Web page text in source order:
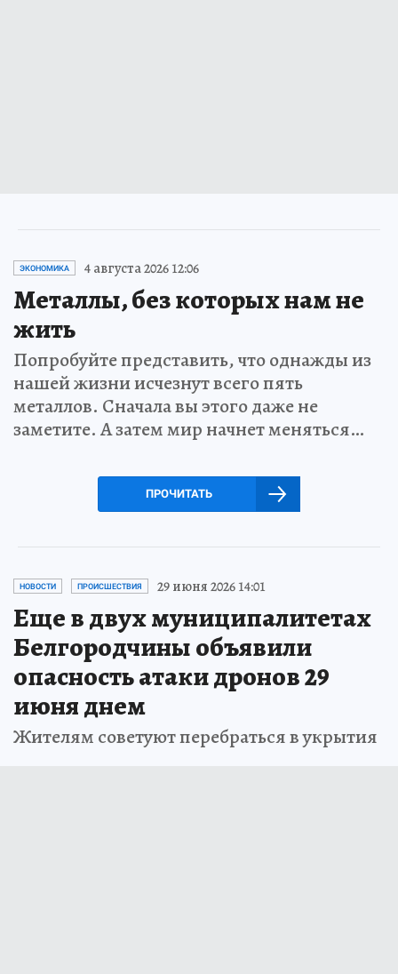
ЭКОНОМИКА 4 августа 2026 12:06
Металлы, без которых нам не
жить
Попробуйте представить, что однажды из
нашей жизни исчезнут всего пять
металлов. Сначала вы этого даже не
заметите. А затем мир начнет меняться…
ПРОЧИТАТЬ
НОВОСТИ ПРОИСШЕСТВИЯ 29 июня 2026 14:01
Еще в двух муниципалитетах
Белгородчины объявили
опасность атаки дронов 29
июня днем
Жителям советуют перебраться в укрытия